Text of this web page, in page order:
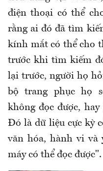
điện thoại có thể
rằng ai đó đã tìm
kính mắt có thể cho
trước khi tìm kiếm
lại trước, người họ
bộ trang phục họ
không đọc được,
Đó là dữ liệu cực kỳ
văn hóa, hành vi
máy có thể đọc được".